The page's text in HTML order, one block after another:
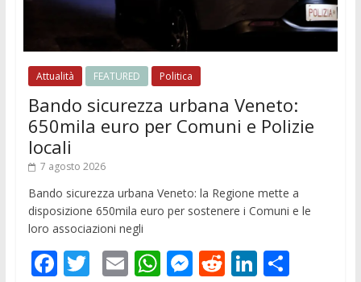
Attualità FEATURED Politica
Bando sicurezza urbana Veneto:
650mila euro per Comuni e Polizie
locali
7 agosto 2026
Bando sicurezza urbana Veneto: la Regione mette a
disposizione 650mila euro per sostenere i Comuni e le
loro associazioni negli
F T E W M R Li C